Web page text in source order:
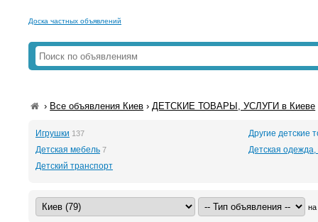
Доска частных объявлений
› Все объявления Киев ›ДЕТСКИЕ ТОВАРЫ, УСЛУГИ в Киеве
Игрушки 137
Другие детские
Детская мебель 7
Детская одежда,
Детский транспорт
на